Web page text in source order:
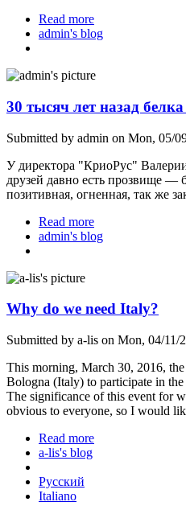
Read more
admin's blog
30 тысяч лет назад
Submitted by admin on Mon, 05/
У директора "КриоРус"
друзей давно есть прозвище —
позитивная, огненная, так же
Read more
криобанк
admin's blog
Why do we need Italy?
Submitted by a-lis on Mon, 04/11/
This morning, March 30, 2016,
Bologna (Italy) to participate in
The significance of this event for
obvious to everyone, so I would
Read more
a-lis's blog
Русский
Italiano